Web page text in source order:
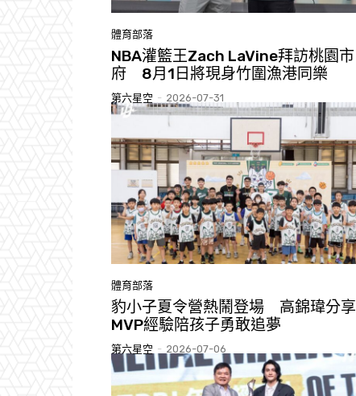
體育部落
NBA灌籃王Zach LaVine拜訪桃園市
府 8月1日將現身竹圍漁港同樂
第六星空 - 2026-07-31
體育部落
豹小子夏令營熱鬧登場 高錦瑋分享
MVP經驗陪孩子勇敢追夢
第六星空 - 2026-07-06